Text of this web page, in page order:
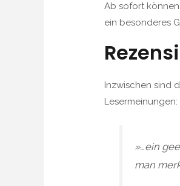
Ab sofort
ein besonderes
Inzwischen sind
Lesermeinungen:
»…ein
man